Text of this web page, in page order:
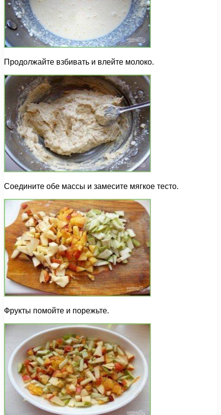
Продолжайте взбивать и влейте молоко.
Соедините обе массы и замесите мягкое тесто.
Фрукты помойте и порежьте.